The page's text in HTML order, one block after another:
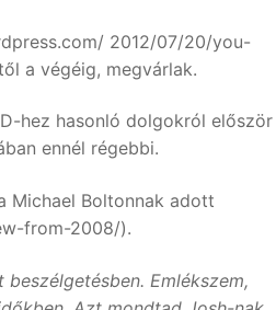
2012/07/20/you-
a végéig, megvárlak.
hez hasonló dolgokról először
ennél régebbi.
Michael Boltonnak adott
from-2008/).
Emlékszem,